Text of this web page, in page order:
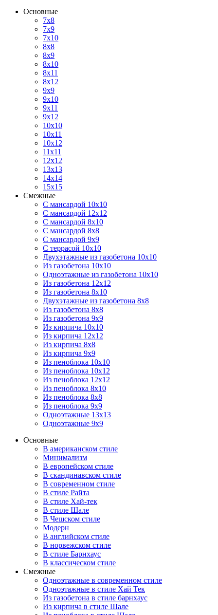
Основные
7х8
7х9
7х10
8х8
8х9
8х10
8х11
8х12
9х9
9х10
9х11
9х12
10х10
10х11
10х12
11х11
12х12
13х13
14х14
15х15
Смежные
С мансардой 10х10
С мансардой 12х12
С мансардой 8х10
С мансардой 8х8
С мансардой 9х9
С террасой 10х10
Двухэтажные из газобетона 10х10
Из газобетона 10х10
Одноэтажные из газобетона 10х10
Из газобетона 12х12
Из газобетона 8х10
Двухэтажные из газобетона 8х8
Из газобетона 8х8
Из газобетона 9х9
Из кирпича 10х10
Из кирпича 12х12
Из кирпича 8х8
Из кирпича 9х9
Из пеноблока 10х10
Из пеноблока 10х12
Из пеноблока 12х12
Из пеноблока 8х10
Из пеноблока 8х8
Из пеноблока 9х9
Одноэтажные 13х13
Одноэтажные 9х9
Основные
В американском стиле
Минимализм
В европейском стиле
В скандинавском стиле
В современном стиле
В стиле Райта
В стиле Хай-тек
В стиле Шале
В Чешском стиле
Модерн
В английском стиле
В норвежском стиле
В стиле Барнхаус
В классическом стиле
Смежные
Одноэтажные в современном стиле
Одноэтажные в стиле Хай Тек
Из газобетона в стиле барнхаус
Из кирпича в стиле Шале